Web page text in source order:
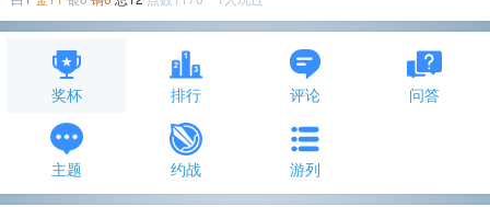
奖杯 排行 评论 问答
主题 约战 游列